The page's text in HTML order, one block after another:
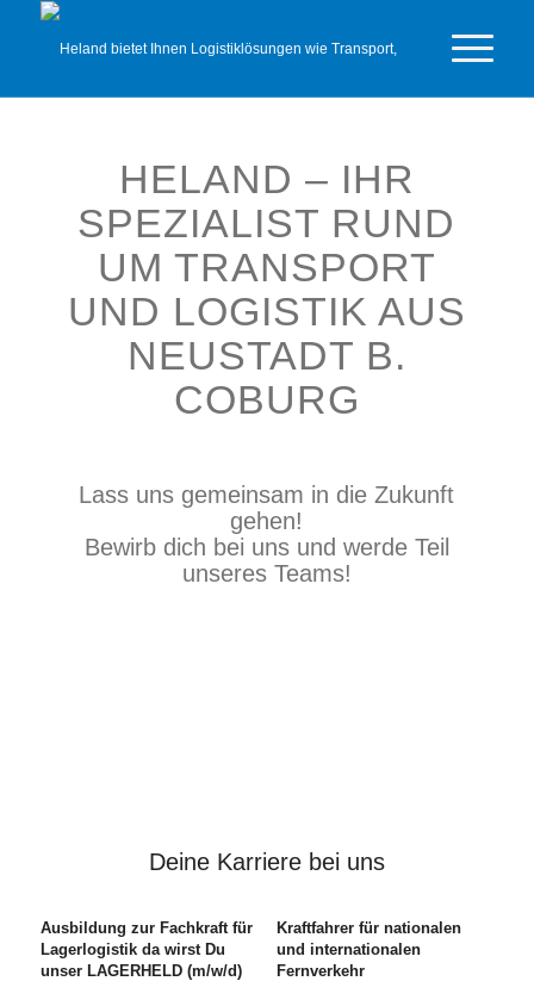
HELAND – IHR
SPEZIALIST RUND
UM TRANSPORT
UND LOGISTIK AUS
NEUSTADT B.
COBURG
Lass uns gemeinsam in die Zukunft
gehen!
Bewirb dich bei uns und werde Teil
unseres Teams!
Deine Karriere bei uns
Ausbildung zur Fachkraft für
Lagerlogistik da wirst Du
unser LAGERHELD (m/w/d)
Kraftfahrer für nationalen
und internationalen
Fernverkehr